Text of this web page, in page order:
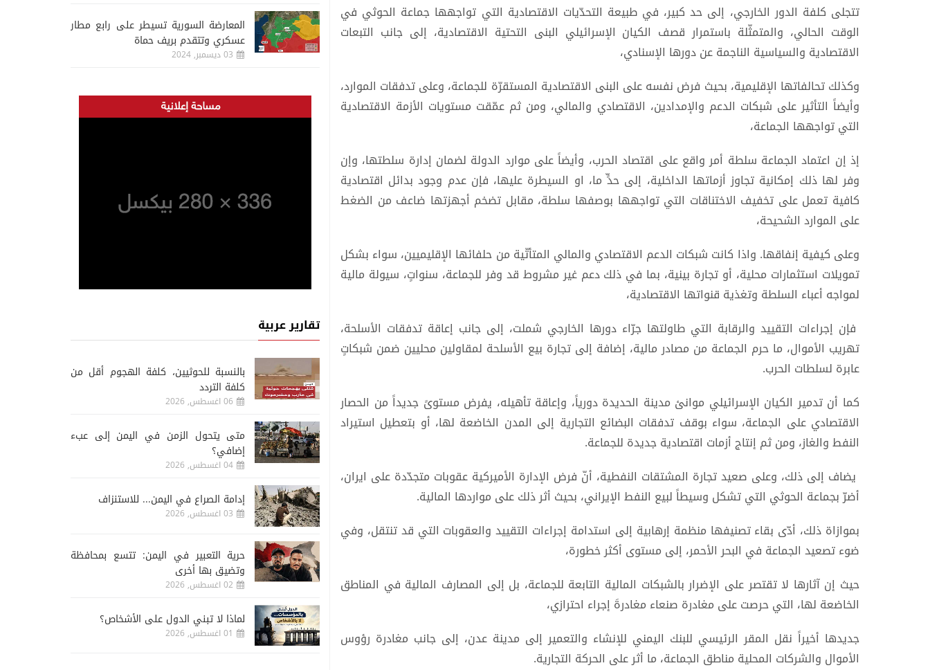
تتجلى كلفة الدور الخارجي، إلى حد كبير، في طبيعة التحدّيات الاقتصادية التي تواجهها جماعة الحوثي في
الوقت الحالي، والمتمثّلة باستمرار قصف الكيان الإسرائيلي البنى التحتية الاقتصادية، إلى جانب التبعات
الاقتصادية والسياسية الناجمة عن دورها الإسنادي،
وكذلك تحالفاتها الإقليمية، بحيث فرض نفسه على البنى الاقتصادية المستقرّة للجماعة، وعلى تدفقات الموارد،
وأيضاً التأثير على شبكات الدعم والإمدادين، الاقتصادي والمالي، ومن ثم عمّقت مستويات الأزمة الاقتصادية
التي تواجهها الجماعة،
إذ إن اعتماد الجماعة سلطة أمر واقع على اقتصاد الحرب، وأيضاً على موارد الدولة لضمان إدارة سلطتها، وإن
وفر لها ذلك إمكانية تجاوز أزماتها الداخلية، إلى حدٍّ ما، او السيطرة عليها، فإن عدم وجود بدائل اقتصادية
كافية تعمل على تخفيف الاختناقات التي تواجهها بوصفها سلطة، مقابل تضخم أجهزتها ضاعف من الضغط
على الموارد الشحيحة،
وعلى كيفية إنفاقها. واذا كانت شبكات الدعم الاقتصادي والمالي المتأتّية من حلفائها الإقليميين، سواء بشكل
تمويلات استثمارات محلية، أو تجارة بينية، بما في ذلك دعم غير مشروط قد وفر للجماعة، سنواتٍ، سيولة مالية
لمواجه أعباء السلطة وتغذية قنواتها الاقتصادية،
فإن إجراءات التقييد والرقابة التي طاولتها جرّاء دورها الخارجي شملت، إلى جانب إعاقة تدفقات الأسلحة،
تهريب الأموال، ما حرم الجماعة من مصادر مالية، إضافة إلى تجارة بيع الأسلحة لمقاولين محليين ضمن شبكاتٍ
عابرة لسلطات الحرب.
كما أن تدمير الكيان الإسرائيلي موانئ مدينة الحديدة دورياً، وإعاقة تأهيله، يفرض مستوىً جديداً من الحصار
الاقتصادي على الجماعة، سواء بوقف تدفقات البضائع التجارية إلى المدن الخاضعة لها، أو بتعطيل استيراد
النفط والغاز، ومن ثم إنتاج أزمات اقتصادية جديدة للجماعة.
يضاف إلى ذلك، وعلى صعيد تجارة المشتقات النفطية، أنّ فرض الإدارة الأميركية عقوبات متجدّدة على ايران،
أضرّ بجماعة الحوثي التي تشكل وسيطاً لبيع النفط الإيراني، بحيث أثر ذلك على مواردها المالية.
بموازاة ذلك، أدّى بقاء تصنيفها منظمة إرهابية إلى استدامة إجراءات التقييد والعقوبات التي قد تنتقل، وفي
ضوء تصعيد الجماعة في البحر الأحمر، إلى مستوى أكثر خطورة،
حيث إن آثارها لا تقتصر على الإضرار بالشبكات المالية التابعة للجماعة، بل إلى المصارف المالية في المناطق
الخاضعة لها، التي حرصت على مغادرة صنعاء مغادرةَ إجراء احترازي،
جديدها أخيراً نقل المقر الرئيسي للبنك اليمني للإنشاء والتعمير إلى مدينة عدن، إلى جانب مغادرة رؤوس
الأموال والشركات المحلية مناطق الجماعة، ما أثر على الحركة التجارية.
المعارضة السورية تسيطر على رابع مطار
عسكري وتتقدم بريف حماة
03 ديسمبر, 2024
تقارير عربية
‏بالنسبة للحوثيين، كلفة الهجوم أقل من
كلفة التردد
06 اغسطس, 2026
متى يتحول الزمن في اليمن إلى عبء
إضافي؟
04 اغسطس, 2026
إدامة الصراع في اليمن... للاستنزاف
03 اغسطس, 2026
حرية التعبير في اليمن: تتسع بمحافظة
وتضيق بها أخرى
02 اغسطس, 2026
لماذا لا تبني الدول على الأشخاص؟
01 اغسطس, 2026